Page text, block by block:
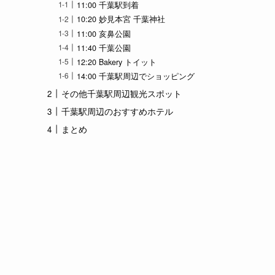
11:00 千葉駅到着
10:20 妙見本宮 千葉神社
11:00 亥鼻公園
11:40 千葉公園
12:20 Bakery トイット
14:00 千葉駅周辺でショッピング
その他千葉駅周辺観光スポット
千葉駅周辺のおすすめホテル
まとめ